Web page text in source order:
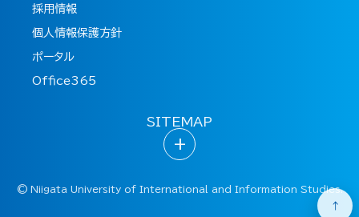
採用情報
個人情報保護方針
ポータル
Office365
SITEMAP
+
©Niigata University of International and Information Studies.
↑